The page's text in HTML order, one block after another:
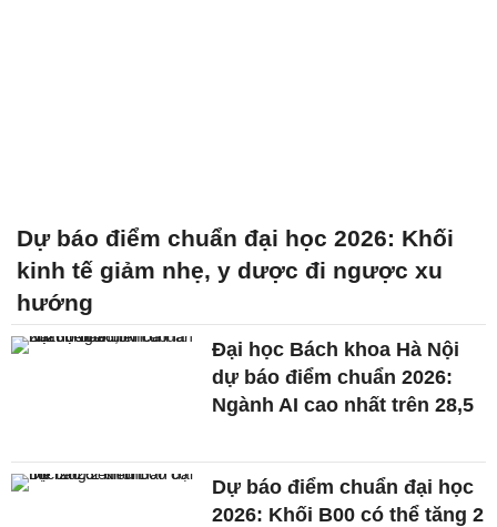
Dự báo điểm chuẩn đại học 2026: Khối
kinh tế giảm nhẹ, y dược đi ngược xu
hướng
Đại học Bách khoa Hà Nội
dự báo điểm chuẩn 2026:
Ngành AI cao nhất trên 28,5
Dự báo điểm chuẩn đại học
2026: Khối B00 có thể tăng 2